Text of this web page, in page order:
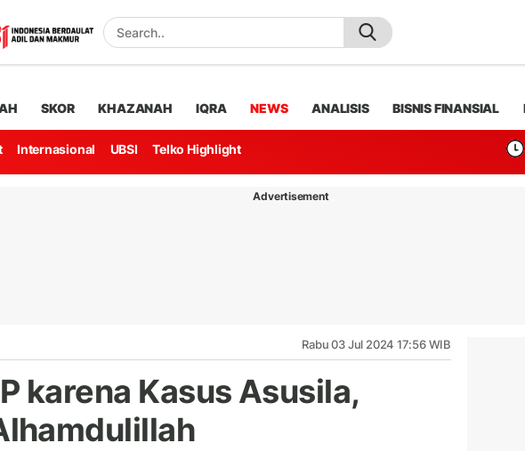
SKOR KHAZANAH IQRA NEWS ANALISIS BISNIS FINANSIAL
Internasional UBSI Telko Highlight
Advertisement
Rabu 03 Jul 2024 17:56 WIB
karena Kasus Asusila,